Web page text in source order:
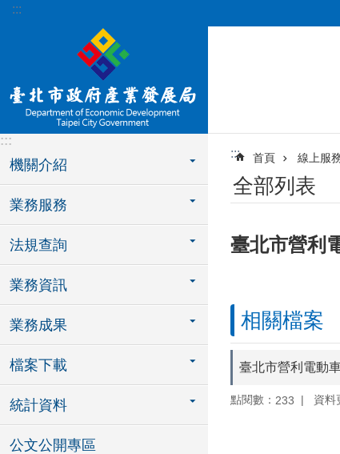
跳到主要內容區塊
:::
:::
機關介紹
業務服務
法規查詢
業務資訊
業務成果
檔案下載
統計資料
公文公開專區
::: 首頁 線上服
全部列表
臺北市營利
相關檔案
臺北市營利電動
點閱數： 233 資料